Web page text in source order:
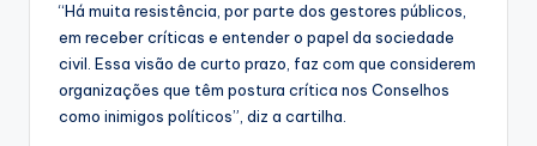
“Há muita resistência, por parte dos gestores públicos,
em receber críticas e entender o papel da sociedade
civil. Essa visão de curto prazo, faz com que considerem
organizações que têm postura crítica nos Conselhos
como inimigos políticos”, diz a cartilha.